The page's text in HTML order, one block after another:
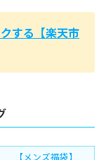
する【楽天市
【メンズ福袋】